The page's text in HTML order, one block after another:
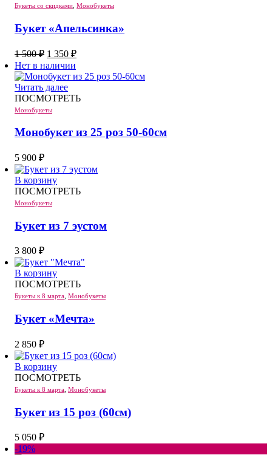
Букеты со скидками Монобукеты
Букет «Апельсинка»
1 500₽ Первоначальная
цена
составляла
1
500 ₽.
1 350 ₽Текущая
1
Нет в наличии
Читать далее
ПОСМОТРЕТЬ
Монобукеты
Монобукет из 25 роз 50-60см
5 900 ₽
В корзину
ПОСМОТРЕТЬ
Монобукеты
Букет из 7 эустом
3 800 ₽
В корзину
ПОСМОТРЕТЬ
Букеты к 8 марта, Монобукеты
Букет «Мечта»
2 850 ₽
В корзину
ПОСМОТРЕТЬ
Букеты к 8 марта Монобукеты
Букет из 15 роз (60см)
5 050 ₽
-19%